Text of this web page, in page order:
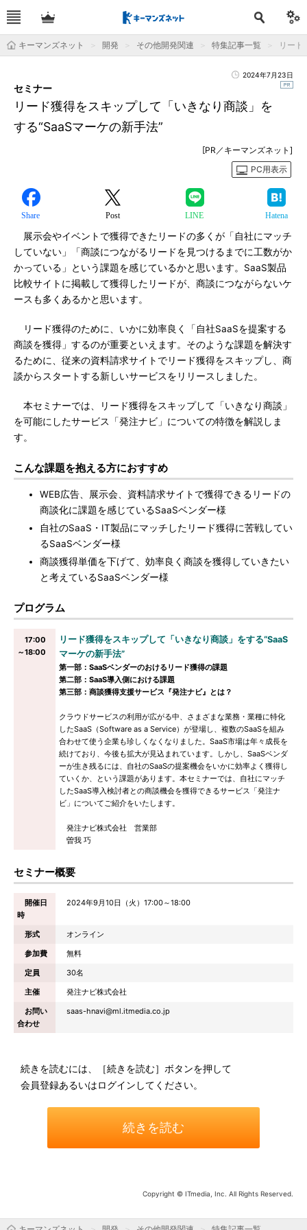
キーマンズネット 開発 その他開発関連 特集記事一覧 リー
2024年7月23日
リード獲得をスキップして「いきなり商談」を
する“SaaSマーケの新手法”
セミナー
[PR／キーマンズネット]
PC用表示
Share Post LINE Hatena
展示会やイベントで獲得できたリードの多くが「自社にマッチ
していない」「商談につながるリードを見つけるまでに工数がか
かっている」という課題を感じているかと思います。SaaS製品
比較サイトに掲載して獲得したリードが、商談につながらないケ
ースも多くあるかと思います。
リード獲得のために、いかに効率良く「自社SaaSを提案する
商談を獲得」するのが重要といえます。そのような課題を解決す
るために、従来の資料請求サイトでリード獲得をスキップし、商
談からスタートする新しいサービスをリリースしました。
本セミナーでは、リード獲得をスキップして「いきなり商談」
を可能にしたサービス「発注ナビ」についての特徴を解説しま
す。
こんな課題を抱える方におすすめ
WEB広告、展示会、資料請求サイトで獲得できるリードの
商談化に課題を感じているSaaSベンダー様
自社のSaaS・IT製品にマッチしたリード獲得に苦戦してい
るSaaSベンダー様
商談獲得単価を下げて、効率良く商談を獲得していきたい
と考えているSaaSベンダー様
プログラム
17:00
～18:00
リード獲得をスキップして「いきなり商談」をする“SaaS
マーケの新手法”
第一部：SaaSベンダーのおけるリード獲得の課題
第二部：SaaS導入側における課題
第三部：商談獲得支援サービス『発注ナビ』とは？
クラウドサービスの利用が広がる中、さまざまな業務・業種に特化
したSaaS（Software as a Service）が登場し、複数のSaaSを組み
合わせて使う企業も珍しくなくなりました。SaaS市場は年々成長を
続けており、今後も拡大が見込まれています。しかし、SaaSベンダ
ーが生き残るには、自社のSaaSの提案機会をいかに効率よく獲得し
ていくか、という課題があります。本セミナーでは、自社にマッチ
したSaaS導入検討者との商談機会を獲得できるサービス「発注ナ
ビ」についてご紹介をいたします。
発注ナビ株式会社 営業部
曽我 巧
セミナー概要
開催日
時
2024年9月10日（火）17:00～18:00
形式
オンライン
参加費
無料
定員
30名
主催
発注ナビ株式会社
お問い
合わせ
saas-hnavi@ml.itmedia.co.jp
続きを読むには、［続きを読む］ボタンを押して
会員登録あるいはログインしてください。
続きを読む
Copyright © ITmedia, Inc. All Rights Reserved.